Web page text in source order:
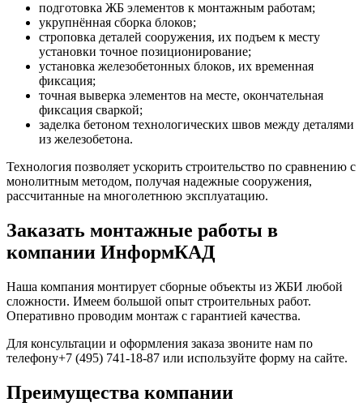
подготовка ЖБ элементов к монтажным работам;
укрупнённая сборка блоков;
строповка деталей сооружения, их подъем к месту
установки точное позиционирование;
установка железобетонных блоков, их временная
фиксация;
точная выверка элементов на месте, окончательная
фиксация сваркой;
заделка бетоном технологических швов между деталями
из железобетона.
Технология позволяет ускорить строительство по сравнению с
монолитным методом, получая надежные сооружения,
рассчитанные на многолетнюю эксплуатацию.
Заказать монтажные работы в
компании ИнформКАД
Наша компания монтирует сборные объекты из ЖБИ любой
сложности. Имеем большой опыт строительных работ.
Оперативно проводим монтаж с гарантией качества.
Для консультации и оформления заказа звоните нам по
телефону+7 (495) 741-18-87 или используйте форму на сайте.
Преимущества компании